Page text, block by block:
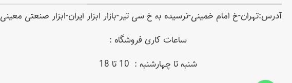
آدرس:تهران-خ امام خمینی-نرسیده به خ سی تیر-بازار ابزار ایران-ابزار صنعتی معینی
ساعات کاری فروشگاه :
شنبه تا چهارشنبه : 10 تا 18